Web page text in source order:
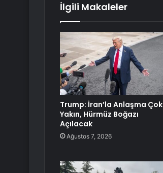
İlgili Makaleler
Trump: İran’la Anlaşma Çok
Yakın, Hürmüz Boğazı
Açılacak
Ağustos 7, 2026